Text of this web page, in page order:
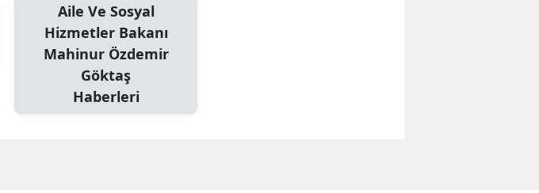
Aile Ve Sosyal
Hizmetler Bakanı
Mahinur Özdemir
Göktaş
Haberleri